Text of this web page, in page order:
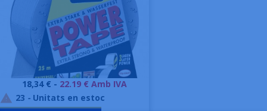
Preu
18,34 € - 22.19 € Amb IVA
 23 - Unitats en estoc